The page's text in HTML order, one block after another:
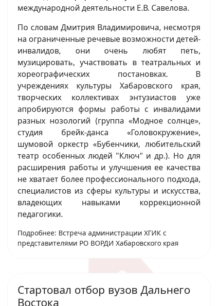
международной деятельности Е.В. Савелова.
По словам Дмитрия Владимировича, несмотря
на ограниченные речевые возможности детей-
инвалидов, они очень любят петь,
музицировать, участвовать в театральных и
хореографических постановках. В
учреждениях культуры Хабаровского края,
творческих коллективах энтузиастов уже
апробируются формы работы с инвалидами
разных нозологий (группа «Модное солнце»,
студия брейк-данса «Головокружение»,
шумовой оркестр «Бубенчики, любительский
театр особенных людей "Ключ" и др.). Но для
расширения работы и улучшения ее качества
не хватает более профессионального подхода,
специалистов из сферы культуры и искусства,
владеющих навыками коррекционной
педагогики.
Подробнее: Встреча администрации ХГИК с
представителями РО ВОРДИ Хабаровского края
Стартовал отбор вузов Дальнего
Востока